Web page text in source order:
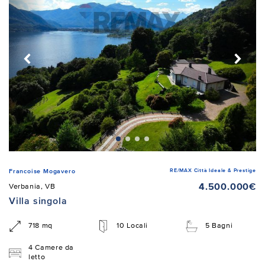
Francoise Mogavero RE/MAX Città Ideale & Prestige
Verbania, VB
4.500.000€
Villa singola
718 mq 10 Locali 5 Bagni
4 Camere da
letto